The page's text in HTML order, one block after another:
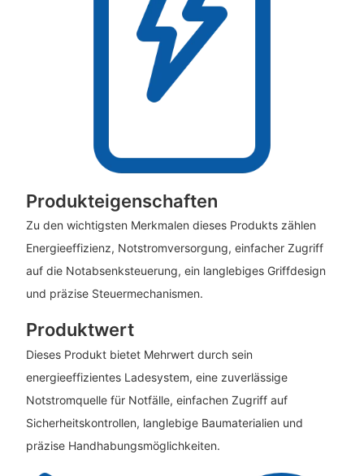
Produkteigenschaften
Zu den wichtigsten Merkmalen dieses Produkts zählen
Energieeffizienz, Notstromversorgung, einfacher Zugriff
auf die Notabsenksteuerung, ein langlebiges Griffdesign
und präzise Steuermechanismen.
Produktwert
Dieses Produkt bietet Mehrwert durch sein
energieeffizientes Ladesystem, eine zuverlässige
Notstromquelle für Notfälle, einfachen Zugriff auf
Sicherheitskontrollen, langlebige Baumaterialien und
präzise Handhabungsmöglichkeiten.